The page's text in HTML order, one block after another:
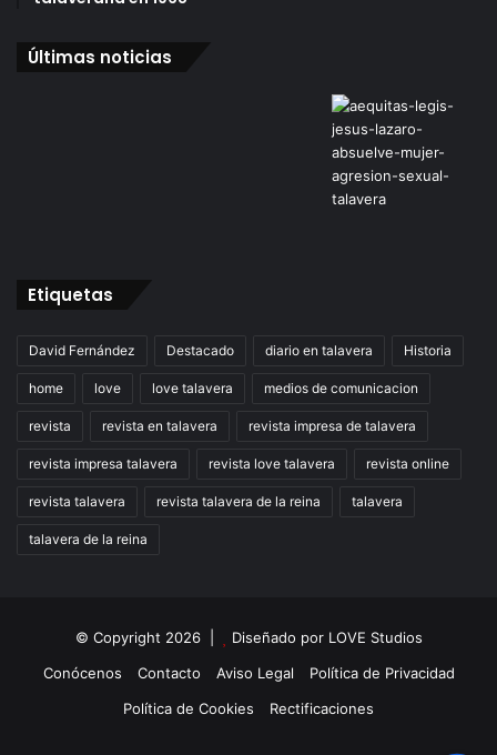
Últimas noticias
Etiquetas
David Fernández Destacado diario en talavera Historia
home love love talavera medios de comunicacion
revista revista en talavera revista impresa de talavera
revista impresa talavera revista love talavera revista online
revista talavera revista talavera de la reina talavera
talavera de la reina
© Copyright 2026 | Diseñado por LOVE Studios
Conócenos
Contacto Aviso Legal
Política de Privacidad
Política de Cookies
Rectificaciones